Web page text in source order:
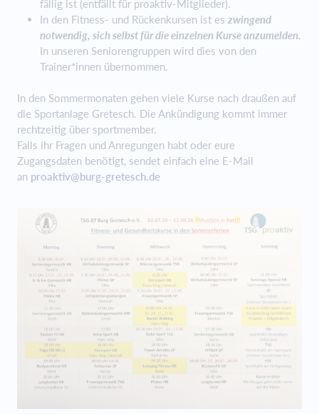
fällig ist (entfällt für proaktiv-Mitglieder).
In den Fitness- und Rückenkursen ist es zwingend
notwendig, sich selbst für die einzelnen Kurse anzumelden.
In unseren Seniorengruppen wird dies von den
Trainer*innen übernommen.
In den Sommermonaten gehen viele Kurse nach draußen auf
die Sportanlage Gretesch. Die Ankündigung kommt immer
rechtzeitig über sportmember.
Falls ihr Fragen und Anregungen habt oder eure
Zugangsdaten benötigt, sendet einfach eine E-Mail
an proaktiv@burg-gretesch.de